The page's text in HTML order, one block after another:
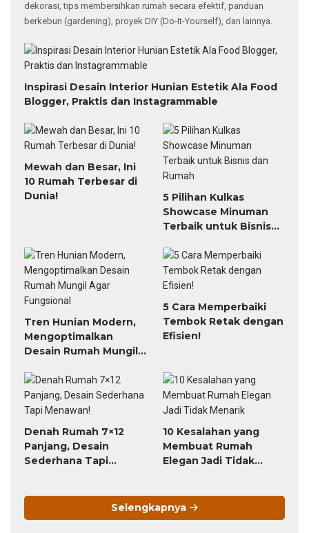
dekorasi, tips membersihkan rumah secara efektif, panduan
berkebun (gardening), proyek DIY (Do-It-Yourself), dan lainnya.
Inspirasi Desain Interior Hunian Estetik Ala Food
Blogger, Praktis dan Instagrammable
Mewah dan Besar, Ini
10 Rumah Terbesar di
Dunia!
5 Pilihan Kulkas
Showcase Minuman
Terbaik untuk Bisnis
Tren Hunian Modern,
Mengoptimalkan
Desain Rumah Mungil
5 Cara Memperbaiki
Tembok Retak dengan
Efisien!
Denah Rumah 7×12
Panjang, Desain
Sederhana Tapi
10 Kesalahan yang
Membuat Rumah
Elegan Jadi Tidak
Selengkapnya